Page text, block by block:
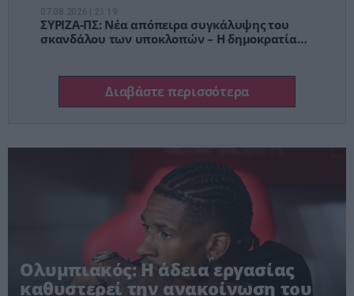
ΣΥΡΙΖΑ-ΠΣ: Νέα απόπειρα συγκάλυψης του
σκανδάλου των υποκλοπών – Η δημοκρατία
Διαβάστε περισσότερα
Ολυμπιακός: Η άδεια εργασίας
καθυστερεί την ανακοίνωση του